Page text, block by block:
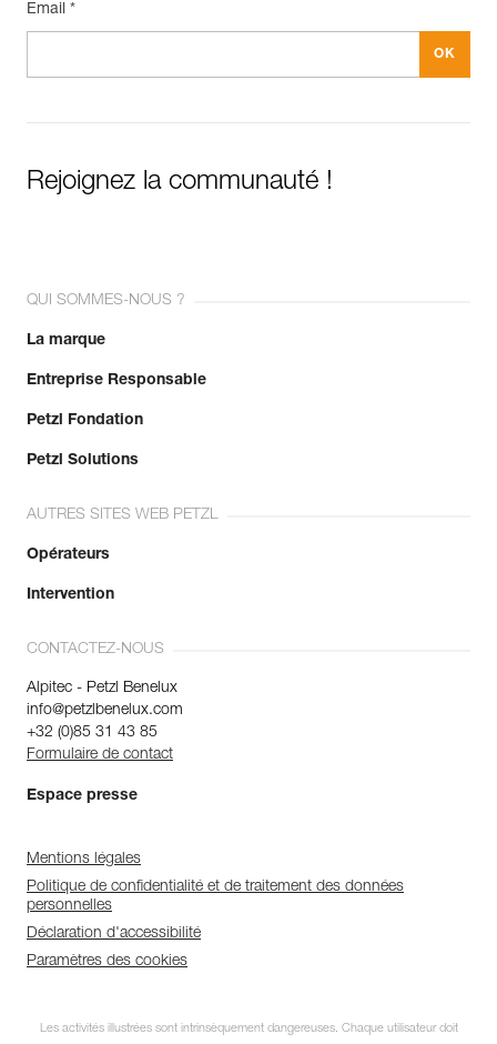
Email *
Rejoignez la communauté !
QUI SOMMES-NOUS ?
La marque
Entreprise Responsable
Petzl Fondation
Petzl Solutions
AUTRES SITES WEB PETZL
Opérateurs
Intervention
CONTACTEZ-NOUS
Alpitec - Petzl Benelux
info@petzlbenelux.com
+32 (0)85 31 43 85
Formulaire de contact
Espace presse
Mentions légales
Politique de confidentialité et de traitement des données
personnelles
Déclaration d'accessibilité
Paramètres des cookies
Les activités illustrées sont intrinsèquement dangereuses. Chaque utilisateur doit